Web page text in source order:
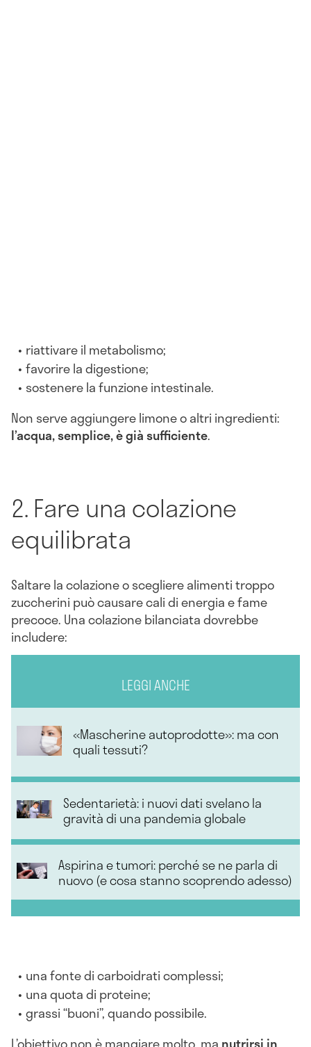
riattivare il metabolismo;
favorire la digestione;
sostenere la funzione intestinale.
Non serve aggiungere limone o altri ingredienti:
l’acqua, semplice, è già sufficiente.
2. Fare una colazione
equilibrata
Saltare la colazione o scegliere alimenti troppo
zuccherini può causare cali di energia e fame
precoce. Una colazione bilanciata dovrebbe
includere:
LEGGI ANCHE
«Mascherine autoprodotte»: ma con
quali tessuti?
Sedentarietà: i nuovi dati svelano la
gravità di una pandemia globale
Aspirina e tumori: perché se ne parla di
nuovo (e cosa stanno scoprendo adesso)
una fonte di carboidrati complessi;
una quota di proteine;
grassi “buoni”, quando possibile.